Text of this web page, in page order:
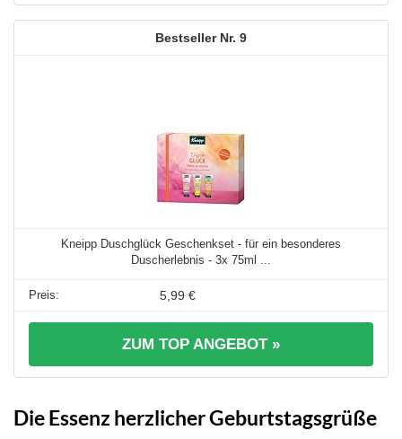
9
Kneipp Duschglück Geschenkset - für ein besonderes
Duscherlebnis - 3x 75ml ...
5,99 €
ZUM TOP ANGEBOT »
Die Essenz herzlicher Geburtstagsgrüße